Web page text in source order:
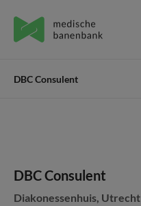
DBC Consulent
DBC Consulent
Diakonessenhuis, Utrecht